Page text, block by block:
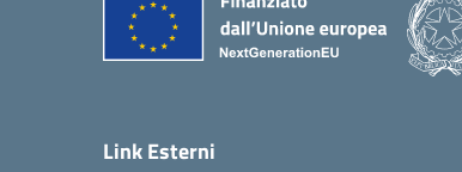
Link Esterni